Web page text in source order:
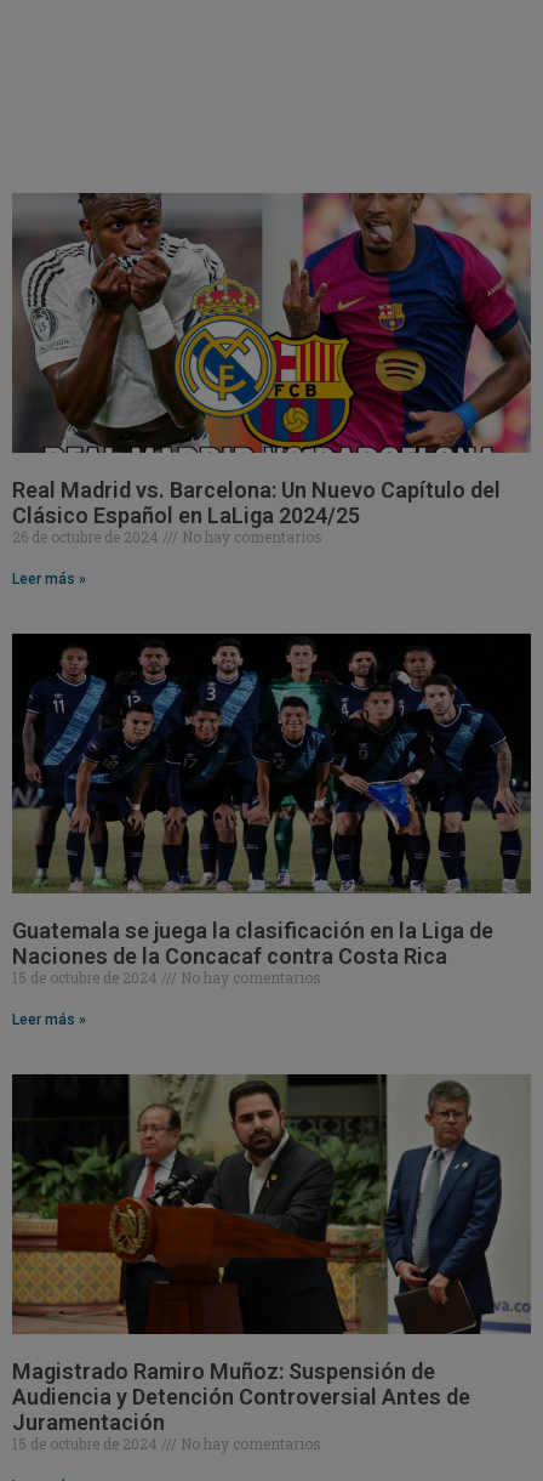
Real Madrid vs. Barcelona: Un Nuevo Capítulo del
Clásico Español en LaLiga 2024/25
26 de octubre de 2024 No hay comentarios
Leer más »
Guatemala se juega la clasificación en la Liga de
Naciones de la Concacaf contra Costa Rica
15 de octubre de 2024 No hay comentarios
Leer más »
Magistrado Ramiro Muñoz: Suspensión de
Audiencia y Detención Controversial Antes de
Juramentación
15 de octubre de 2024 No hay comentarios